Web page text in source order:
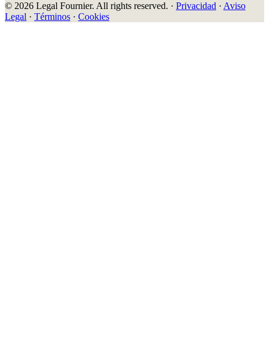
© 2026 Legal Fournier. All rights reserved. · Privacidad · Aviso
Legal · Términos · Cookies